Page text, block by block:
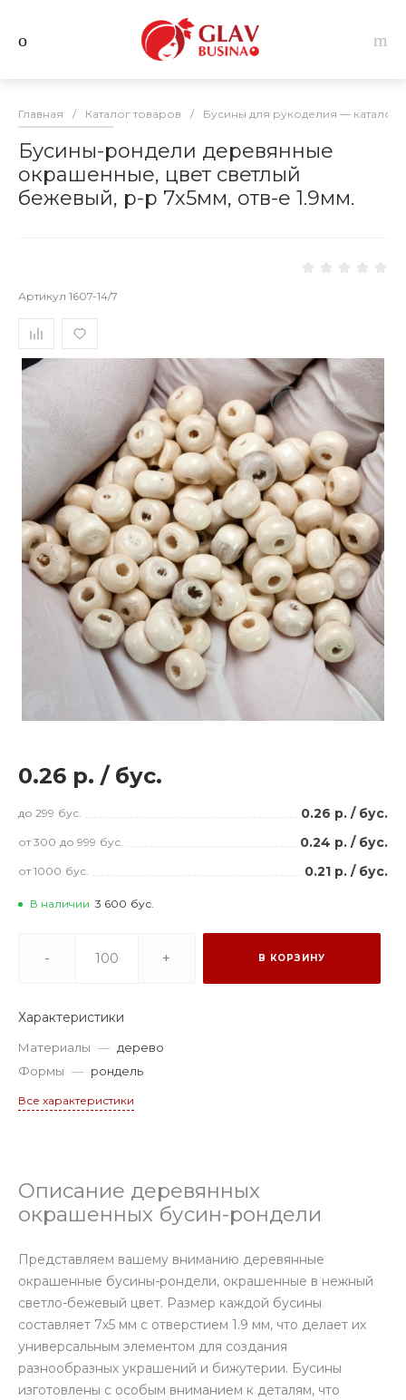
Главная / Каталог товаров / Бусины для рукоделия — каталог
Бусины-рондели деревянные
окрашенные, цвет светлый
бежевый, р-р 7х5мм, отв-е 1.9мм.
Артикул 1607-14/7
0.26 р. / бус.
до 299 бус. 0.26 р. / бус.
от 300 до 999 бус. 0.24 р. / бус.
от 1000 бус. 0.21 р. / бус.
В наличии 3 600 бус.
- + В КОРЗИНУ
Характеристики
Материалы — дерево
Формы — рондель
Все характеристики
Описание деревянных
окрашенных бусин-рондели
Представляем вашему вниманию деревянные
окрашенные бусины-рондели, окрашенные в нежный
светло-бежевый цвет. Размер каждой бусины
составляет 7х5 мм с отверстием 1.9 мм, что делает их
универсальным элементом для создания
разнообразных украшений и бижутерии. Бусины
изготовлены с особым вниманием к деталям, что